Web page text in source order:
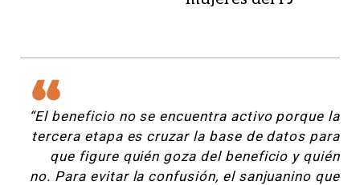
“El beneficio no se encuentra activo porque la
tercera etapa es cruzar la base de datos para
que figure quién goza del beneficio y quién
no. Para evitar la confusión, el sanjuanino que